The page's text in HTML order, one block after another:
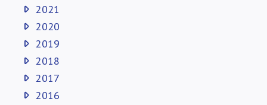
2021
2020
2019
2018
2017
2016